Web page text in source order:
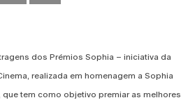
dos Prémios Sophia – iniciativa da
realizada em homenagem a Sophia
que tem como objetivo premiar as melhores